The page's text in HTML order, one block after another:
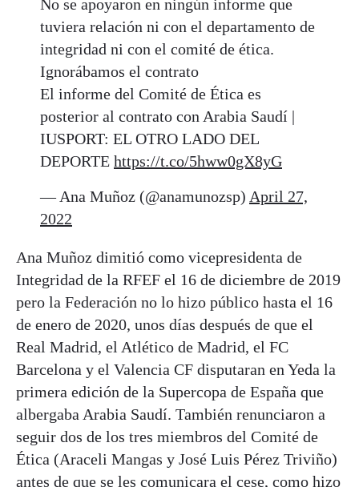
No se apoyaron en ningún informe que
tuviera relación ni con el departamento de
integridad ni con el comité de ética.
Ignorábamos el contrato
El informe del Comité de Ética es
posterior al contrato con Arabia Saudí |
IUSPORT: EL OTRO LADO DEL
DEPORTE https://t.co/5hww0gX8yG
— Ana Muñoz (@anamunozsp) April 27,
2022
Ana Muñoz dimitió como vicepresidenta de
Integridad de la RFEF el 16 de diciembre de 2019
pero la Federación no lo hizo público hasta el 16
de enero de 2020, unos días después de que el
Real Madrid, el Atlético de Madrid, el FC
Barcelona y el Valencia CF disputaran en Yeda la
primera edición de la Supercopa de España que
albergaba Arabia Saudí. También renunciaron a
seguir dos de los tres miembros del Comité de
Ética (Araceli Mangas y José Luis Pérez Triviño)
antes de que se les comunicara el cese, como hizo